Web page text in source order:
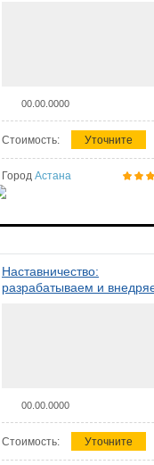
00.00.0000
Стоимость: Уточните
Город Астана
Наставничество:
разрабатываем и
00.00.0000
Стоимость: Уточните